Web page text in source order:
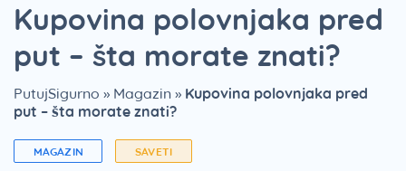
Kupovina polovnjaka pred
put – šta morate znati?
PutujSigurno » Magazin » Kupovina polovnjaka pred
put – šta morate znati?
MAGAZIN SAVETI